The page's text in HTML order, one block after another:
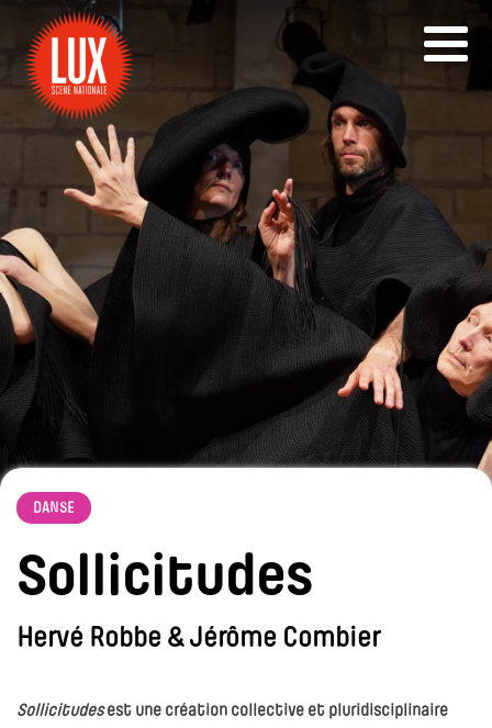
DANSE
Sollicitudes
Hervé Robbe & Jérôme Combier
Sollicitudesest une création collective et pluridisciplinaire